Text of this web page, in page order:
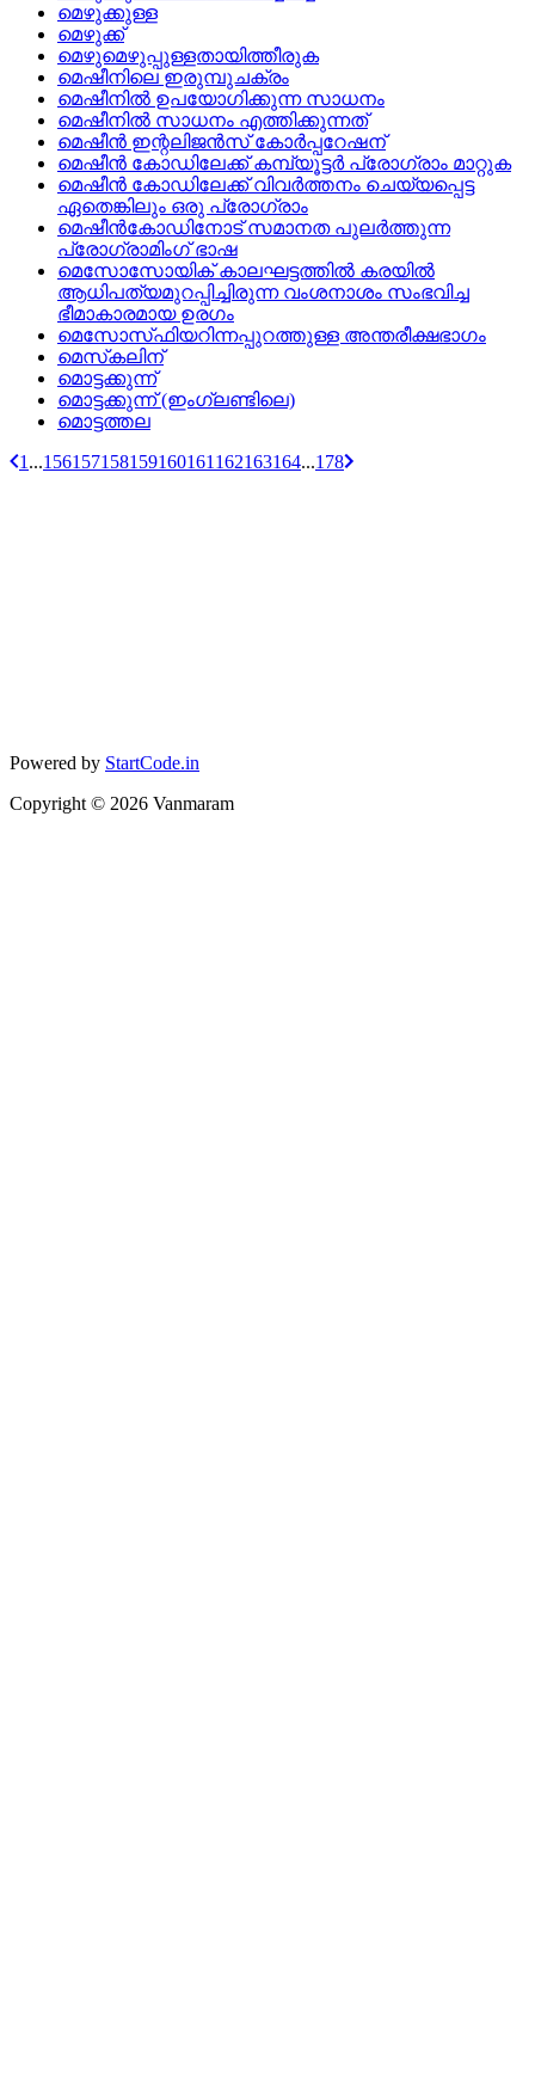
മെഴുക്കുള്ള
മെഴുക്ക്
മെഴുമെഴുപ്പുള്ളതായിത്തീരുക
മെഷീനിലെ ഇരുമ്പുചക്രം
മെഷീനില്‍ ഉപയോഗിക്കുന്ന സാധനം
മെഷീനില്‍ സാധനം എത്തിക്കുന്നത്
മെഷീന്‍ ഇന്റലിജന്‍സ്‌ കോര്‍പ്പറേഷന്
മെഷീന്‍ കോഡിലേക്ക്‌ കമ്പ്യൂട്ടര്‍ പ്രോഗ്രാം മാറ്റുക
മെഷീന്‍ കോഡിലേക്ക്‌ വിവര്‍ത്തനം ചെയ്യപ്പെട്ട
ഏതെങ്കിലും ഒരു പ്രോഗ്രാം
മെഷീന്‍കോഡിനോട്‌ സമാനത പുലര്‍ത്തുന്ന
പ്രോഗ്രാമിംഗ്‌ ഭാഷ
മെസോസോയിക്‌ കാലഘട്ടത്തില്‍ കരയില്‍
ആധിപത്യമുറപ്പിച്ചിരുന്ന വംശനാശം സംഭവിച്ച
ഭീമാകാരമായ ഉരഗം
മെസോസ്‌ഫിയറിന്നപ്പുറത്തുള്ള അന്തരീക്ഷഭാഗം
മെസ്‌കലിന്
മൊട്ടക്കുന്ന്
മൊട്ടക്കുന്ന്‌ (ഇംഗ്ലണ്ടിലെ)
മൊട്ടത്തല
1 ...156157158159160161 162163164...178
Powered by StartCode.in
Copyright © 2026 Vanmaram